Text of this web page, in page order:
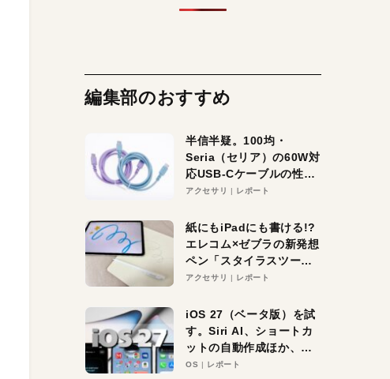
編集部のおすすめ
半信半疑。100均・
Seria（セリア）の60W対
応USB-Cケーブルの性能
を検証。超コスパの1本を
アクセサリ レポート
紙にもiPadにも書ける!?
エレコム×ゼブラの新発想
ペン「スタイラスツーウ
ェイ」レビュー。持ち替
アクセサリ レポート
iOS 27（ベータ版）を試
す。Siri AI、ショートカ
ットの自動作成ほか、期
待大の便利機能5選。
OS レポート